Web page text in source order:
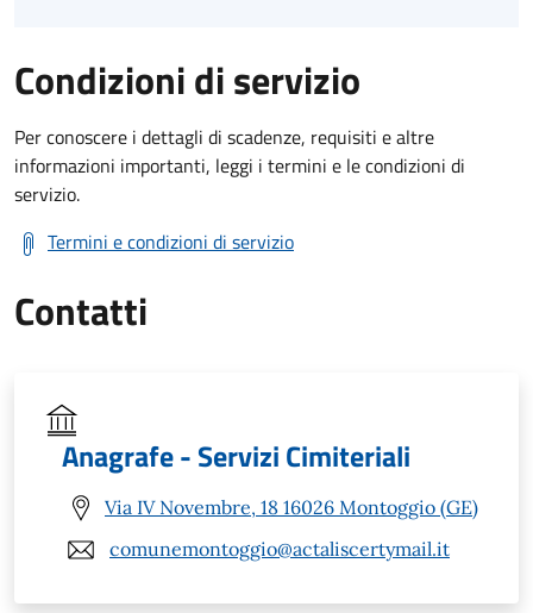
Condizioni di servizio
Per conoscere i dettagli di scadenze, requisiti e altre
informazioni importanti, leggi i termini e le condizioni di
servizio.
Termini e condizioni di servizio
Contatti
Anagrafe - Servizi Cimiteriali
Via IV Novembre, 18 16026 Montoggio (GE)
comunemontoggio@actaliscertymail.it